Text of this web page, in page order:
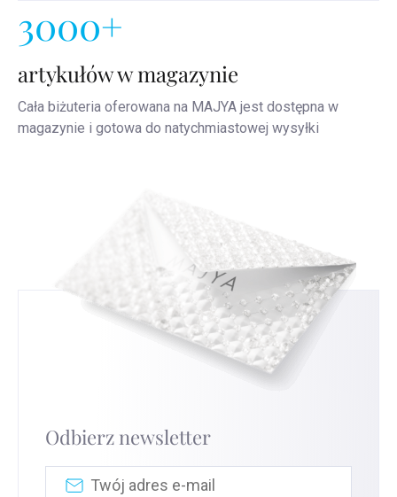
3000+
artykułów w magazynie
Cała biżuteria oferowana na MAJYA jest dostępna w
magazynie i gotowa do natychmiastowej wysyłki
Odbierz newsletter